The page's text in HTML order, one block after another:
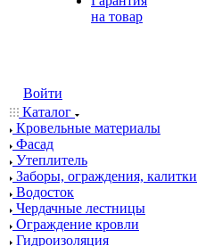
на товар
Войти
Каталог
Кровельные материалы
Фасад
Утеплитель
Заборы, ограждения, калитки
Водосток
Чердачные лестницы
Ограждение кровли
Гидроизоляция